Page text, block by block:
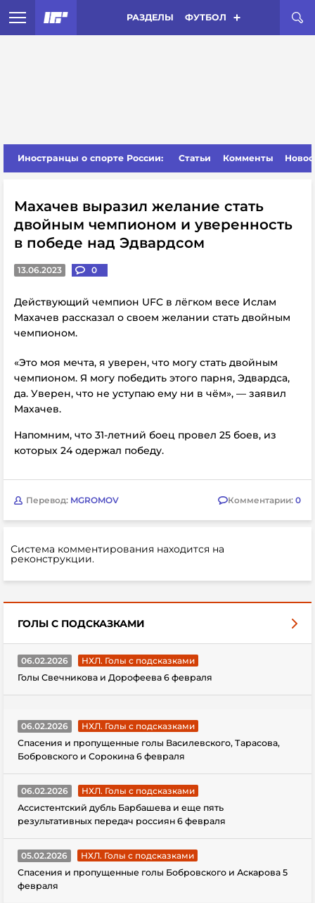
РАЗДЕЛЫ ФУТБОЛ
Иностранцы о спорте России: Статьи Комменты
Махачев выразил желание стать
двойным чемпионом и уверенность
в победе над Эдвардсом
13.06.2023 0
Действующий чемпион UFC в лёгком весе Ислам
Махачев рассказал о своем желании стать двойным
чемпионом.
«Это моя мечта, я уверен, что могу стать двойным
чемпионом. Я могу победить этого парня, Эдвардса,
да. Уверен, что не уступаю ему ни в чём», — заявил
Махачев.
Напомним, что 31-летний боец провел 25 боев, из
которых 24 одержал победу.
Перевод: MGROMOV Комментарии: 0
Система комментирования находится на
реконструкции.
ГОЛЫ С ПОДСКАЗКАМИ
06.02.2026
НХЛ. Голы с подсказками
Голы Свечникова и Дорофеева 6 февраля
06.02.2026
НХЛ. Голы с подсказками
Спасения и пропущенные голы Василевского, Тарасова,
Бобровского и Сорокина 6 февраля
06.02.2026
НХЛ. Голы с подсказками
Ассистентский дубль Барбашева и еще пять
результативных передач россиян 6 февраля
05.02.2026
НХЛ. Голы с подсказками
Спасения и пропущенные голы Бобровского и Аскарова 5
февраля